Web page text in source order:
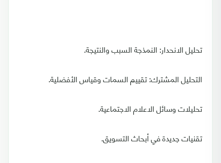
تحليل الانحدار: النمذجة السبب والنتيجة.
التحليل المشترك: تقييم السمات وقياس الأفضلية.
تحليلات وسائل الاعلام الاجتماعية.
تقنيات جديدة في أبحاث التسويق.